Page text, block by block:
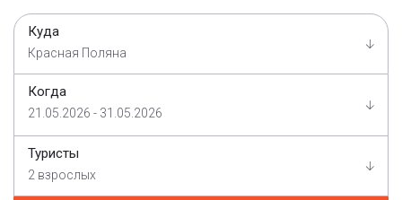
Куда
Красная Поляна
Когда
21.05.2026 - 31.05.2026
Туристы
2 взрослых